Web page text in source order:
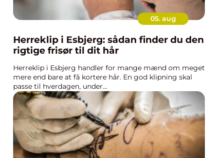
05. aug
Herreklip i Esbjerg: sådan finder du den
rigtige frisør til dit hår
Herreklip i Esbjerg handler for mange mænd om meget
mere end bare at få kortere hår. En god klipning skal
passe til hverdagen, under...